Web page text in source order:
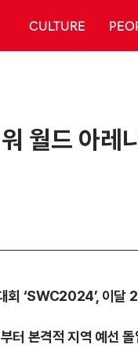
CULTURE
월드 아
회 ‘SWC2024’, 이
터 본격적 지역 예선